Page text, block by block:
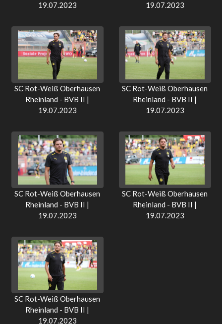
19.07.2023
19.07.2023
SC Rot-Weiß Oberhausen
Rheinland - BVB II |
19.07.2023
SC Rot-Weiß Oberhausen
Rheinland - BVB II |
19.07.2023
SC Rot-Weiß Oberhausen
Rheinland - BVB II |
19.07.2023
SC Rot-Weiß Oberhausen
Rheinland - BVB II |
19.07.2023
SC Rot-Weiß Oberhausen
Rheinland - BVB II |
19.07.2023